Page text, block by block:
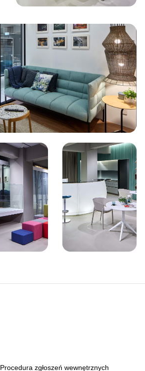
Procedura zgłoszeń wewnętrznych